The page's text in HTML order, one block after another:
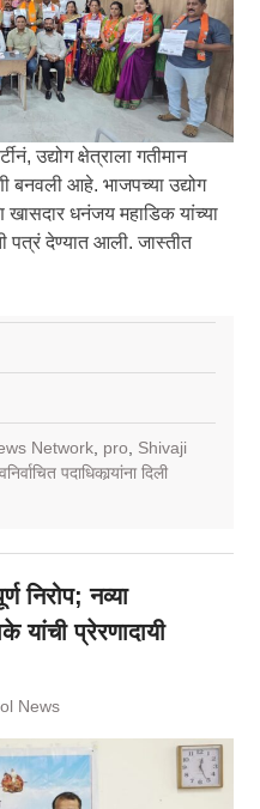
उद्योग क्षेत्राला गतीमान
बनवली आहे. भाजपच्या उद्योग
खासदार धनंजय महाडिक यांच्या
पत्रं देण्यात आली. जास्तीत
Network, pro
Shivaji
पदाधिकार्‍यांना दिली
निरोप; नव्या
यांची प्रेरणादायी
News